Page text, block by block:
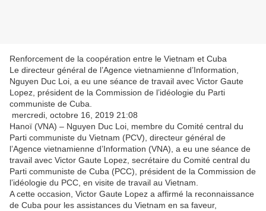
Renforcement de la coopération entre le Vietnam et Cuba
Le directeur général de l’Agence vietnamienne d’Information,
Nguyen Duc Loi, a eu une séance de travail avec Victor Gaute
Lopez, président de la Commission de l’idéologie du Parti
communiste de Cuba.
mercredi, octobre 16, 2019 21:08
Hanoï (VNA) – Nguyen Duc Loi, membre du Comité central du
Parti communiste du Vietnam (PCV), directeur général de
l’Agence vietnamienne d’Information (VNA), a eu une séance de
travail avec Victor Gaute Lopez, secrétaire du Comité central du
Parti communiste de Cuba (PCC), président de la Commission de
l’idéologie du PCC, en visite de travail au Vietnam.
A cette occasion, Victor Gaute Lopez a affirmé la reconnaissance
de Cuba pour les assistances du Vietnam en sa faveur,